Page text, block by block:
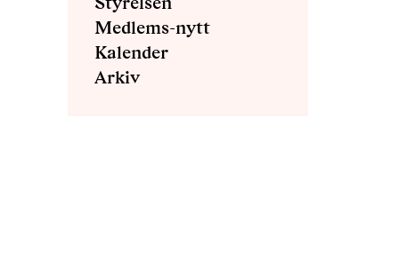
Medlems-nytt
Kalender
Arkiv